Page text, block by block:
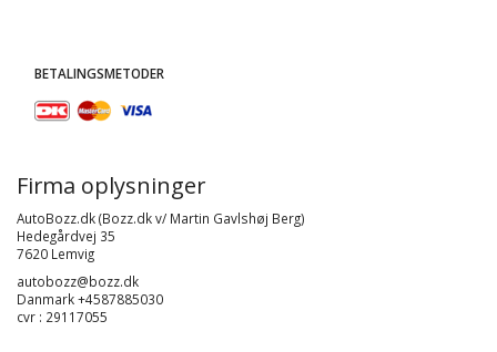
BETALINGSMETODER
Firma oplysninger
AutoBozz.dk (Bozz.dk v/ Martin Gavlshøj Berg)
Hedegårdvej 35
7620 Lemvig
autobozz@bozz.dk
Danmark +4587885030
cvr : 29117055